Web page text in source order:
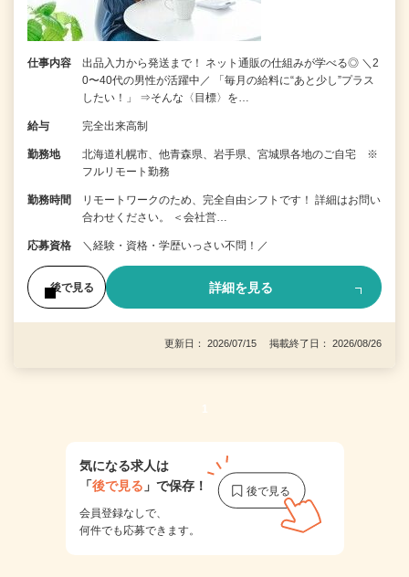
仕事内容
出品入力から発送まで！ ネット通販の仕組みが学べる◎ ＼2
0〜40代の男性が活躍中／ 「毎月の給料に“あと少し”プラス
したい！」 ⇒そんな〈目標〉を…
給与 完全出来高制
勤務地
北海道札幌市、他青森県、岩手県、宮城県各地のご自宅 ※
フルリモート勤務
勤務時間
リモートワークのため、完全自由シフトです！ 詳細はお問い
合わせください。 ＜会社営…
応募資格 ＼経験・資格・学歴いっさい不問！／
後で見る 詳細を見る
更新日： 2026/07/15 掲載終了日： 2026/08/26
1
気になる求人は
「後で見る 」で保存！
会員登録なしで、
何件でも応募できます。